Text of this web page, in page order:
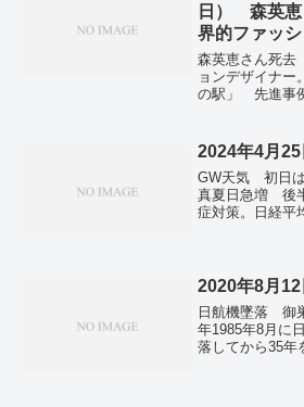
日） 森英
界的ファッ
森英恵さん死
ョンデザイナー
の駅」 先進事
ウルでデモ 安
ディア報道に抗
5534人感染、
亡数「最高値
織が見解―新型
2024年4月
GW天気 初日
真夏日急増 後
症対策。日経平
子中学生が将来
ログラマー」初
2020年8月12
日航機墜落 御
年1985年8月に
落してから35年